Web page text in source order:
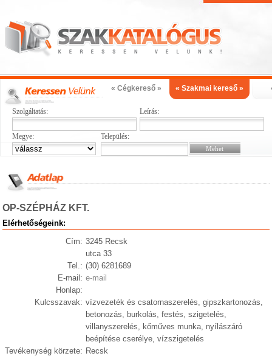
« Cégkereső » « Szakmai kereső »
Szolgáltatás: Leírás:
Megye: Település:
OP-SZÉPHÁZ KFT.
Elérhetőségeink:
Cím: 3245 Recsk
utca 33
Tel.: (30) 6281689
E-mail: e-mail
Honlap:
Kulcsszavak: vízvezeték és csatornaszerelés, gipszkartonozás,
betonozás, burkolás, festés, szigetelés,
villanyszerelés, kőműves munka, nyílászáró
beépítése cserélye, vízszigetelés
Tevékenység körzete: Recsk